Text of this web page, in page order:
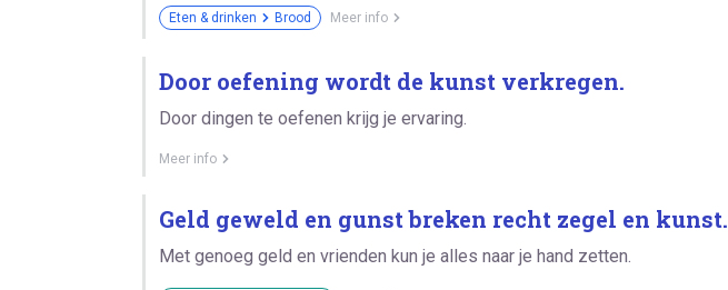
Eten & drinken Brood Meer info
Door oefening wordt de kunst verkregen.
Door dingen te oefenen krijg je ervaring.
Meer info
Geld geweld en gunst breken recht zegel en kunst.
Met genoeg geld en vrienden kun je alles naar je hand zetten.